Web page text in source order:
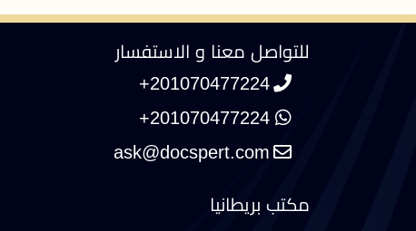
للتواصل معنا و الاستفسار
+201070477224
+201070477224
مكتب بريطانيا